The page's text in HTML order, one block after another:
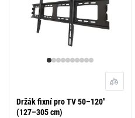
Držák fixní pro TV 50–120"
(127–305 cm)